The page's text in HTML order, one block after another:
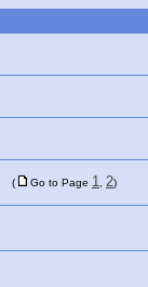
( Go to Page 1 2)